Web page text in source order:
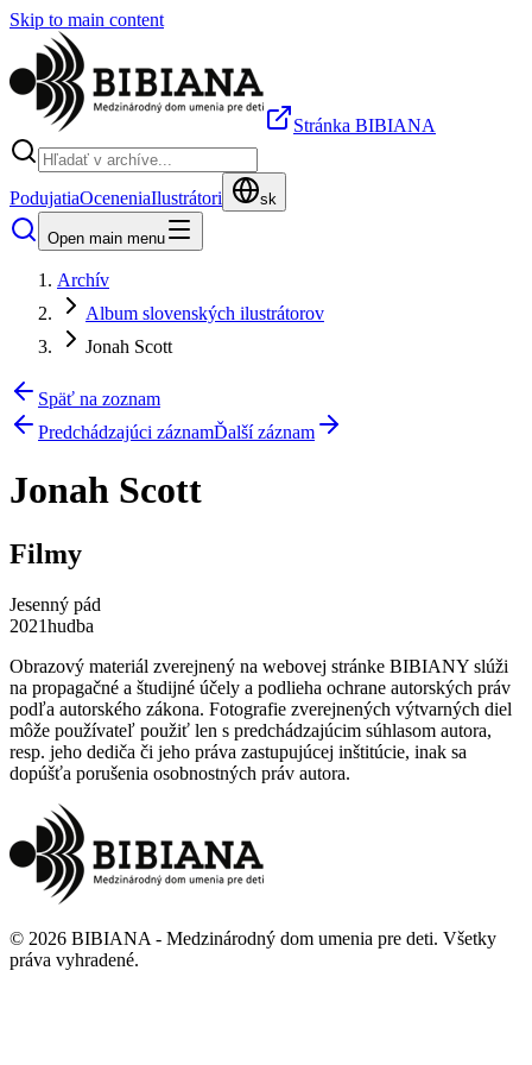
Skip to main content
Stránka BIBIANA
PodujatiaOceneniaIlustrátori sk
Open main menu
Archív
Album slovenských ilustrátorov
Jonah Scott
Späť na zoznam
Predchádzajúci záznamĎalší záznam
Jonah Scott
Filmy
Jesenný pád
2021hudba
Obrazový materiál zverejnený na webovej stránke BIBIANY slúži
na propagačné a študijné účely a podlieha ochrane autorských práv
podľa autorského zákona. Fotografie zverejnených výtvarných diel
môže používateľ použiť len s predchádzajúcim súhlasom autora,
resp. jeho dediča či jeho práva zastupujúcej inštitúcie, inak sa
dopúšťa porušenia osobnostných práv autora.
© 2026 BIBIANA - Medzinárodný dom umenia pre deti. Všetky
práva vyhradené.